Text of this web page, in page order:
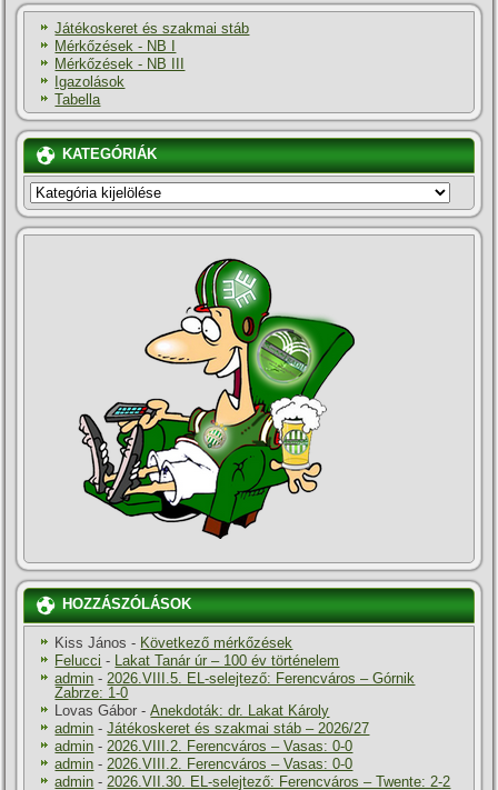
Játékoskeret és szakmai stáb
Mérkőzések - NB I
Mérkőzések - NB III
Igazolások
Tabella
KATEGÓRIÁK
KATEGÓRIÁK
HOZZÁSZÓLÁSOK
Kiss János - Következő mérkőzések
Felucci - Lakat Tanár úr – 100 év történelem
admin - 2026.VIII.5. EL-selejtező: Ferencváros – Górnik
Zabrze: 1-0
Lovas Gábor -Anekdoták: dr. Lakat Károly
admin -Játékoskeret és szakmai stáb – 2026/27
admin - 2026.VIII.2. Ferencváros – Vasas: 0-0
admin - 2026.VIII.2. Ferencváros – Vasas: 0-0
admin - 2026.VII.30. EL-selejtező: Ferencváros – Twente: 2-2